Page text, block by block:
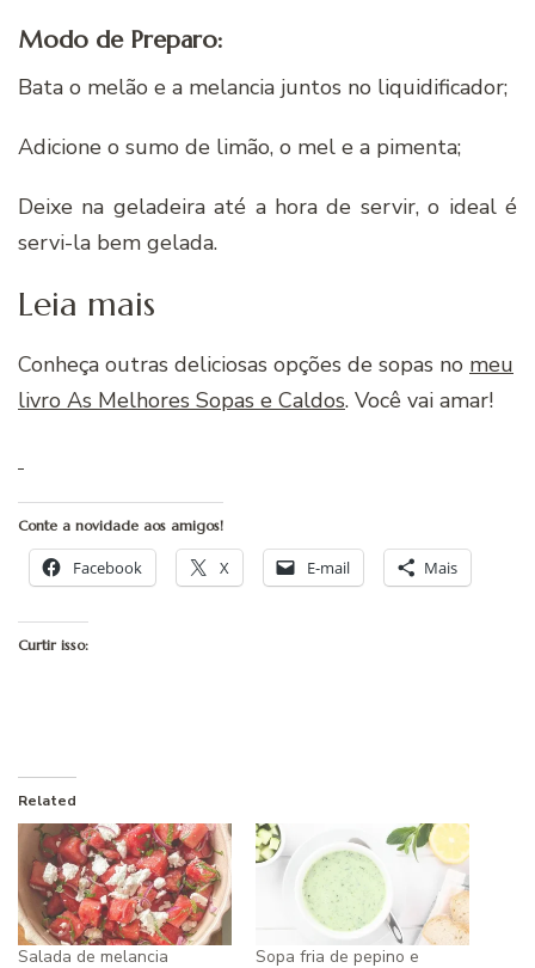
Modo de Preparo:
Bata o melão e a melancia juntos no liquidificador;
Adicione o sumo de limão, o mel e a pimenta;
Deixe na geladeira até a hora de servir, o ideal é
servi-la bem gelada.
Leia mais
Conheça outras deliciosas opções de sopas no meu
livro As Melhores Sopas e Caldos. Você vai amar!
Conte a novidade aos amigos!
Facebook X E-mail Mais
Curtir isso:
Related
Salada de melancia Sopa fria de pepino e